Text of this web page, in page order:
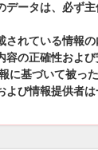
データは、必ず
されている情報
容の正確性およ
に基づいて被っ
よび情報提供者